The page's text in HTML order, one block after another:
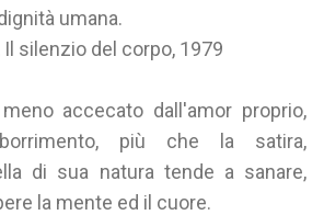
umana.
Il silenzio del corpo, 1979
accecato dall'amor proprio,
più che la satira,
di sua natura tende a sanare,
la mente ed il cuore.